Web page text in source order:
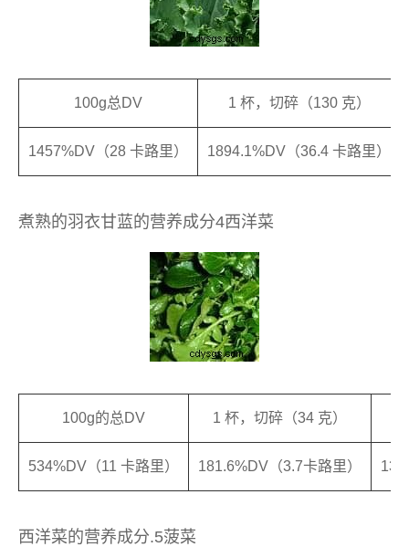
100g总DV 1 杯，切碎（130 克）
1457%DV（28 卡路里） 1894.1%DV（36.4 卡路里）
煮熟的羽衣甘蓝的营养成分4西洋菜
100g的总DV 1 杯，切碎（34 克）
534%DV（11 卡路里） 181.6%DV（3.7卡路里）
西洋菜的营养成分.5菠菜